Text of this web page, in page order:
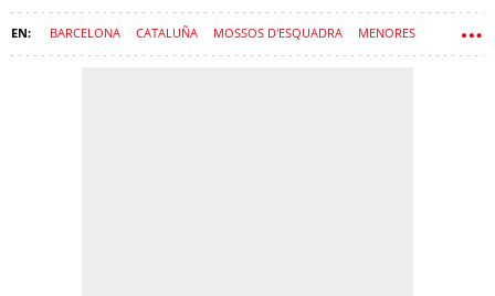
BARCELONA CATALUÑA MOSSOS D'ESQUADRA MENORES